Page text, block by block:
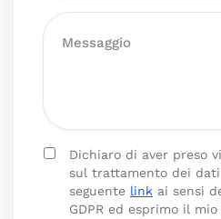
Dichiaro di aver preso
sul trattamento dei
seguente link ai sensi
GDPR ed esprimo il